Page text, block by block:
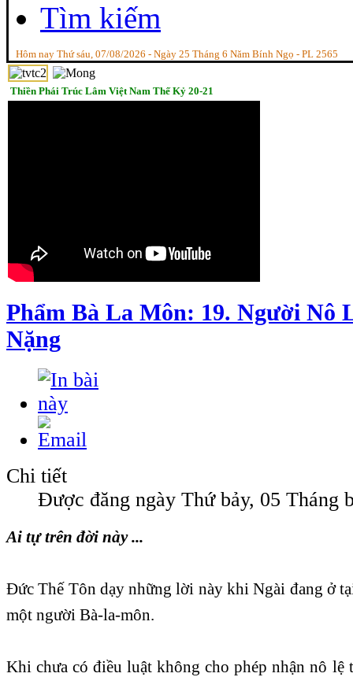
Tìm kiếm
Hôm nay Thứ sáu, 07/08/2026 - Ngày 25 Tháng 6 Năm Bính Ngọ - PL 2565
Thiền Phái Trúc Lâm Việt Nam Thế Kỷ 20-21
Phẩm Bà La Môn: 19. Người Nô
Nặng
Chi tiết
Được đăng ngày Thứ bảy, 05 Tháng
Ai tự trên đời này ...
Ðức Thế Tôn dạy những lời này khi Ngài đang ở
một người Bà-la-môn.
Khi chưa có điều luật không cho phép nhận nô lệ